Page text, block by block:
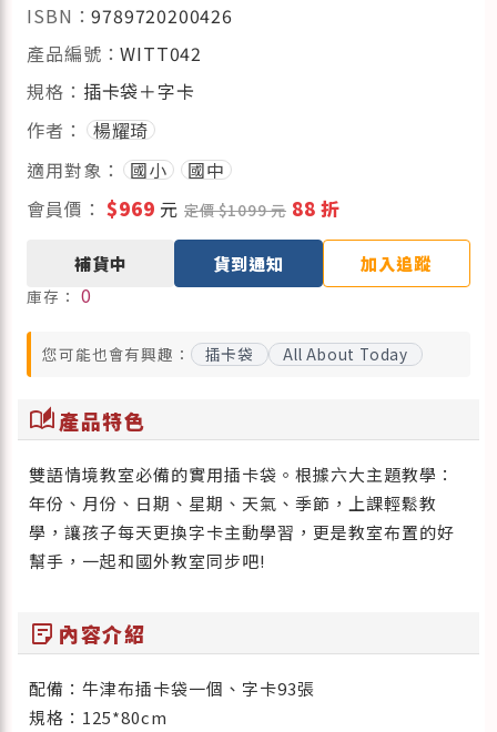
ISBN：9789720200426
產品編號：WITT042
規格： 插卡袋＋字卡
作者：
楊耀琦
適用對象：
國小
國中
會員價： $969 元定價 $1099 元 88 折
補貨中 貨到通知 加入追蹤
庫存： 0
您可能也會有興趣： 插卡袋 All About Today
auto_stories產品特色
雙語情境教室必備的實用插卡袋。根據六大主題教學：
年份、月份、日期、星期、天氣、季節，上課輕鬆教
學，讓孩子每天更換字卡主動學習，更是教室布置的好
幫手，一起和國外教室同步吧!
sticky_note_2 內容介紹
配備：牛津布插卡袋一個、字卡93張
規格：125*80cm